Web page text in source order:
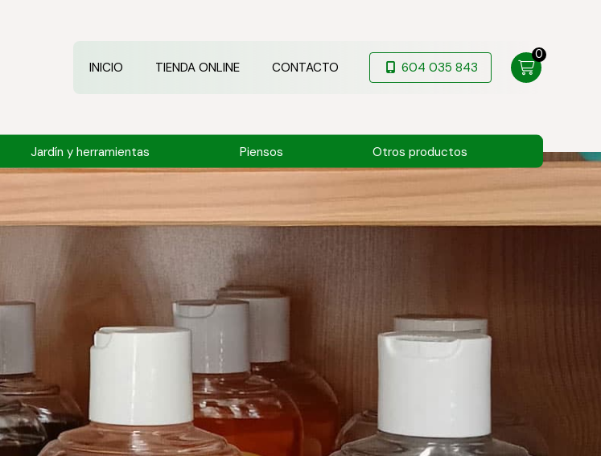
INICIO TIENDA ONLINE CONTACTO 604 035 843
0
Jardín y herramientas Piensos Otros productos